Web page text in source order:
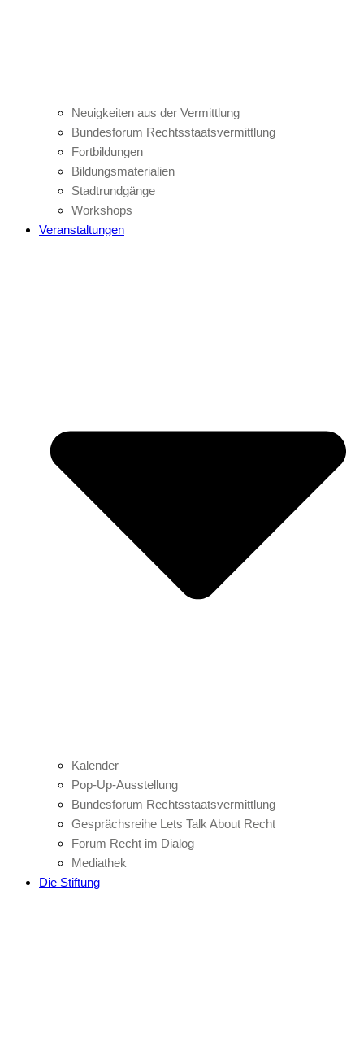
Neuigkeiten aus der Vermittlung
Bundesforum Rechtsstaatsvermittlung
Fortbildungen
Bildungsmaterialien
Stadtrundgänge
Workshops
Veranstaltungen
Kalender
Pop-Up-Ausstellung
Bundesforum Rechtsstaatsvermittlung
Gesprächsreihe Lets Talk About Recht
Forum Recht im Dialog
Mediathek
Die Stiftung